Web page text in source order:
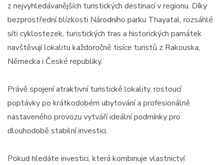
z nejvyhledávanějších turistických destinací v regionu. Díky
bezprostřední blízkosti Národního parku Thayatal, rozsáhlé
síti cyklostezek, turistických tras a historických památek
navštěvují lokalitu každoročně tisíce turistů z Rakouska,
Německa i České republiky.
Právě spojení atraktivní turistické lokality, rostoucí
poptávky po krátkodobém ubytování a profesionálně
nastaveného provozu vytváří ideální podmínky pro
dlouhodobě stabilní investici.
Pokud hledáte investici, která kombinuje vlastnictví